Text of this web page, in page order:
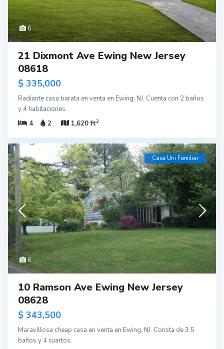
6
21 Dixmont Ave Ewing New Jersey
08618
$ 335,000
Radiante casa barata en venta en Ewing, NJ. Cuenta con 2 baños
y 4 habitaciones.
4
2 1,620 ft2
6
Casa Uni Familiar
10 Ramson Ave Ewing New Jersey
08628
$ 343,500
Maravillosa cheap casa en venta en Ewing, NJ. Consta de 3.5
baños y 4 cuartos.